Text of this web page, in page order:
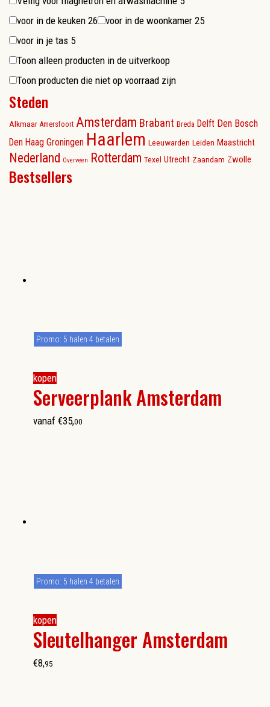
voor in de keuken 26 voor in de woonkamer 25
voor in je tas 5
Toon alleen producten in de uitverkoop
Toon producten die niet op voorraad zijn
Steden
Alkmaar Amersfoort Amsterdam Brabant Breda Delft Den Bosch
Den Haag Groningen Haarlem Leeuwarden Leiden Maastricht
Nederland Overveen Rotterdam Texel Utrecht Zaandam Zwolle
Bestsellers
kopen
Serveerplank Amsterdam
Promo: 5 halen 4 betalen
vanaf €35,00
kopen
Sleutelhanger Amsterdam
Promo: 5 halen 4 betalen
€8,95